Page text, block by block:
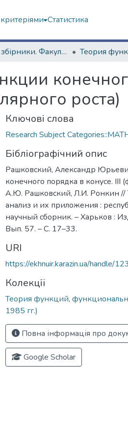
Статистика
Наукові збірники. Факультет математики і інформатики
роста)
Ключові слова
Research Subject
Бібліографічний опис
Рашковский, Александр
конечного порядка в конусе. III
А.Ю. Рашковский, Л.И. Ронкин
анализ и их приложения :
научный сборник. – Харьков :
Вып. 57. – С. 17–33.
URI
https://ekhnuir.karazin.ua/handle/
Колекції
Теория функций,
1985 гг.)
Повна інформація про
Google Scholar